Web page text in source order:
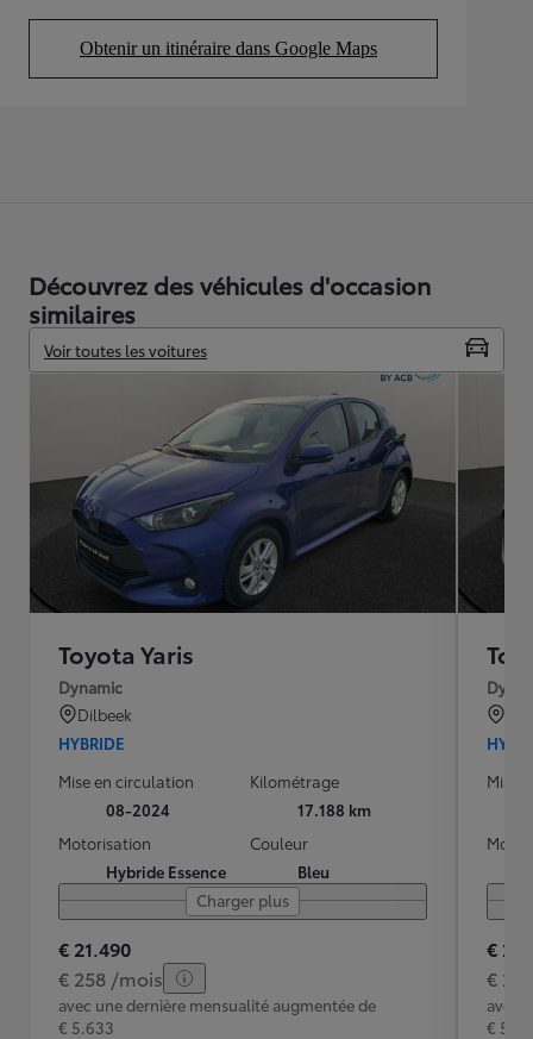
Obtenir un itinéraire dans Google Maps
(Opens in new tab)
Découvrez des véhicules d'occasion
similaires
Voir toutes les voitures
Toyota Yaris
Dynamic
Dilbeek
HYBRIDE
Mise en circulation
08-2024
Kilométrage
17.188 km
Motorisation
Hybride Essence
Couleur
Bleu
Charger plus
€ 21.490
€ 258 /mois
avec une dernière mensualité augmentée de
€ 5.633
Mise
€
€
avec
€